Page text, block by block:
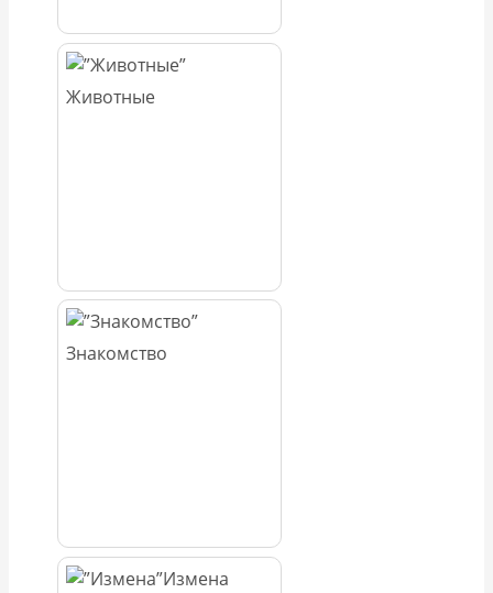
Животные
Знакомство
Измена